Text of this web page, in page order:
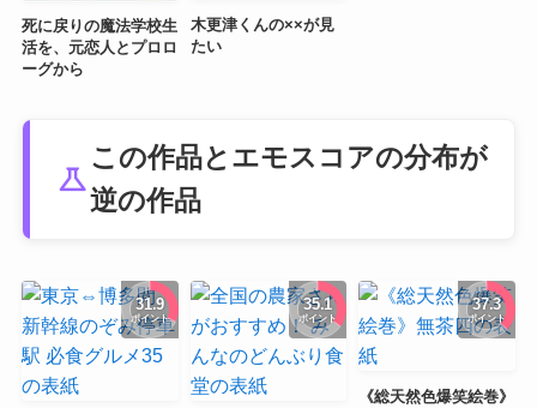
死に戻りの魔法学校生
活を、元恋人とプロロ
ーグから
木更津くんの××が見
たい
science
この作品とエモスコアの分布が
逆の作品
31.9
ポイント
35.1
ポイント
37.3
ポイント
《総天然色爆笑絵巻》